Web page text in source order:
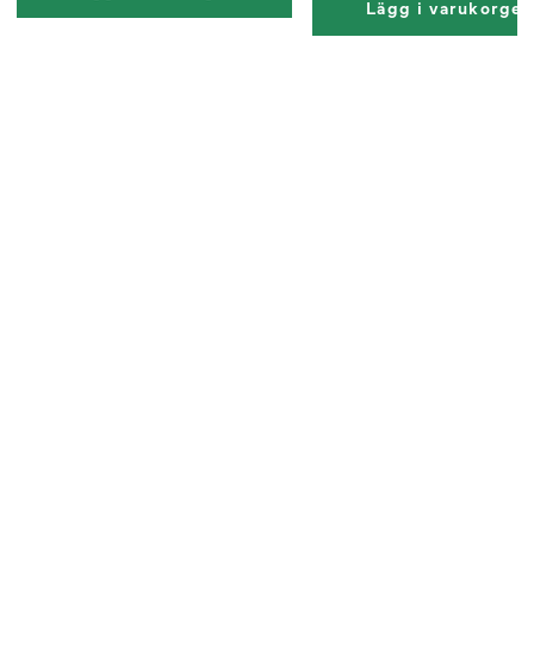
Lägg i varukorgen